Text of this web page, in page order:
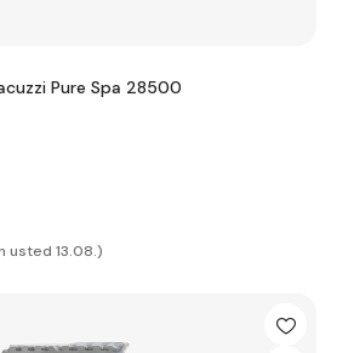
Pure Spa 28500
usted 13.08.)